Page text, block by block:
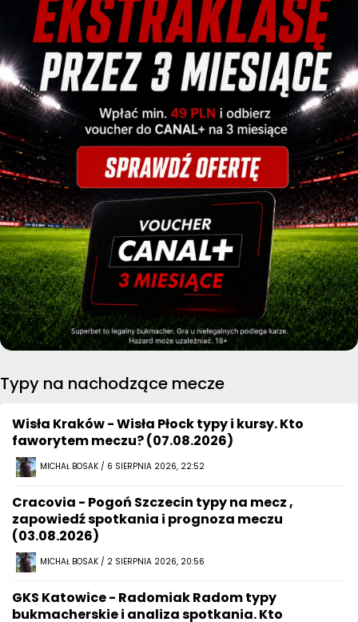
Typy na nachodzące mecze
Wisła Kraków - Wisła Płock typy i kursy. Kto
faworytem meczu? (07.08.2026)
MICHAŁ BOSAK / 6 SIERPNIA 2026, 22:52
Cracovia - Pogoń Szczecin typy na mecz ,
zapowiedź spotkania i prognoza meczu
(03.08.2026)
MICHAŁ BOSAK / 2 SIERPNIA 2026, 20:56
GKS Katowice - Radomiak Radom typy
bukmacherskie i analiza spotkania. Kto